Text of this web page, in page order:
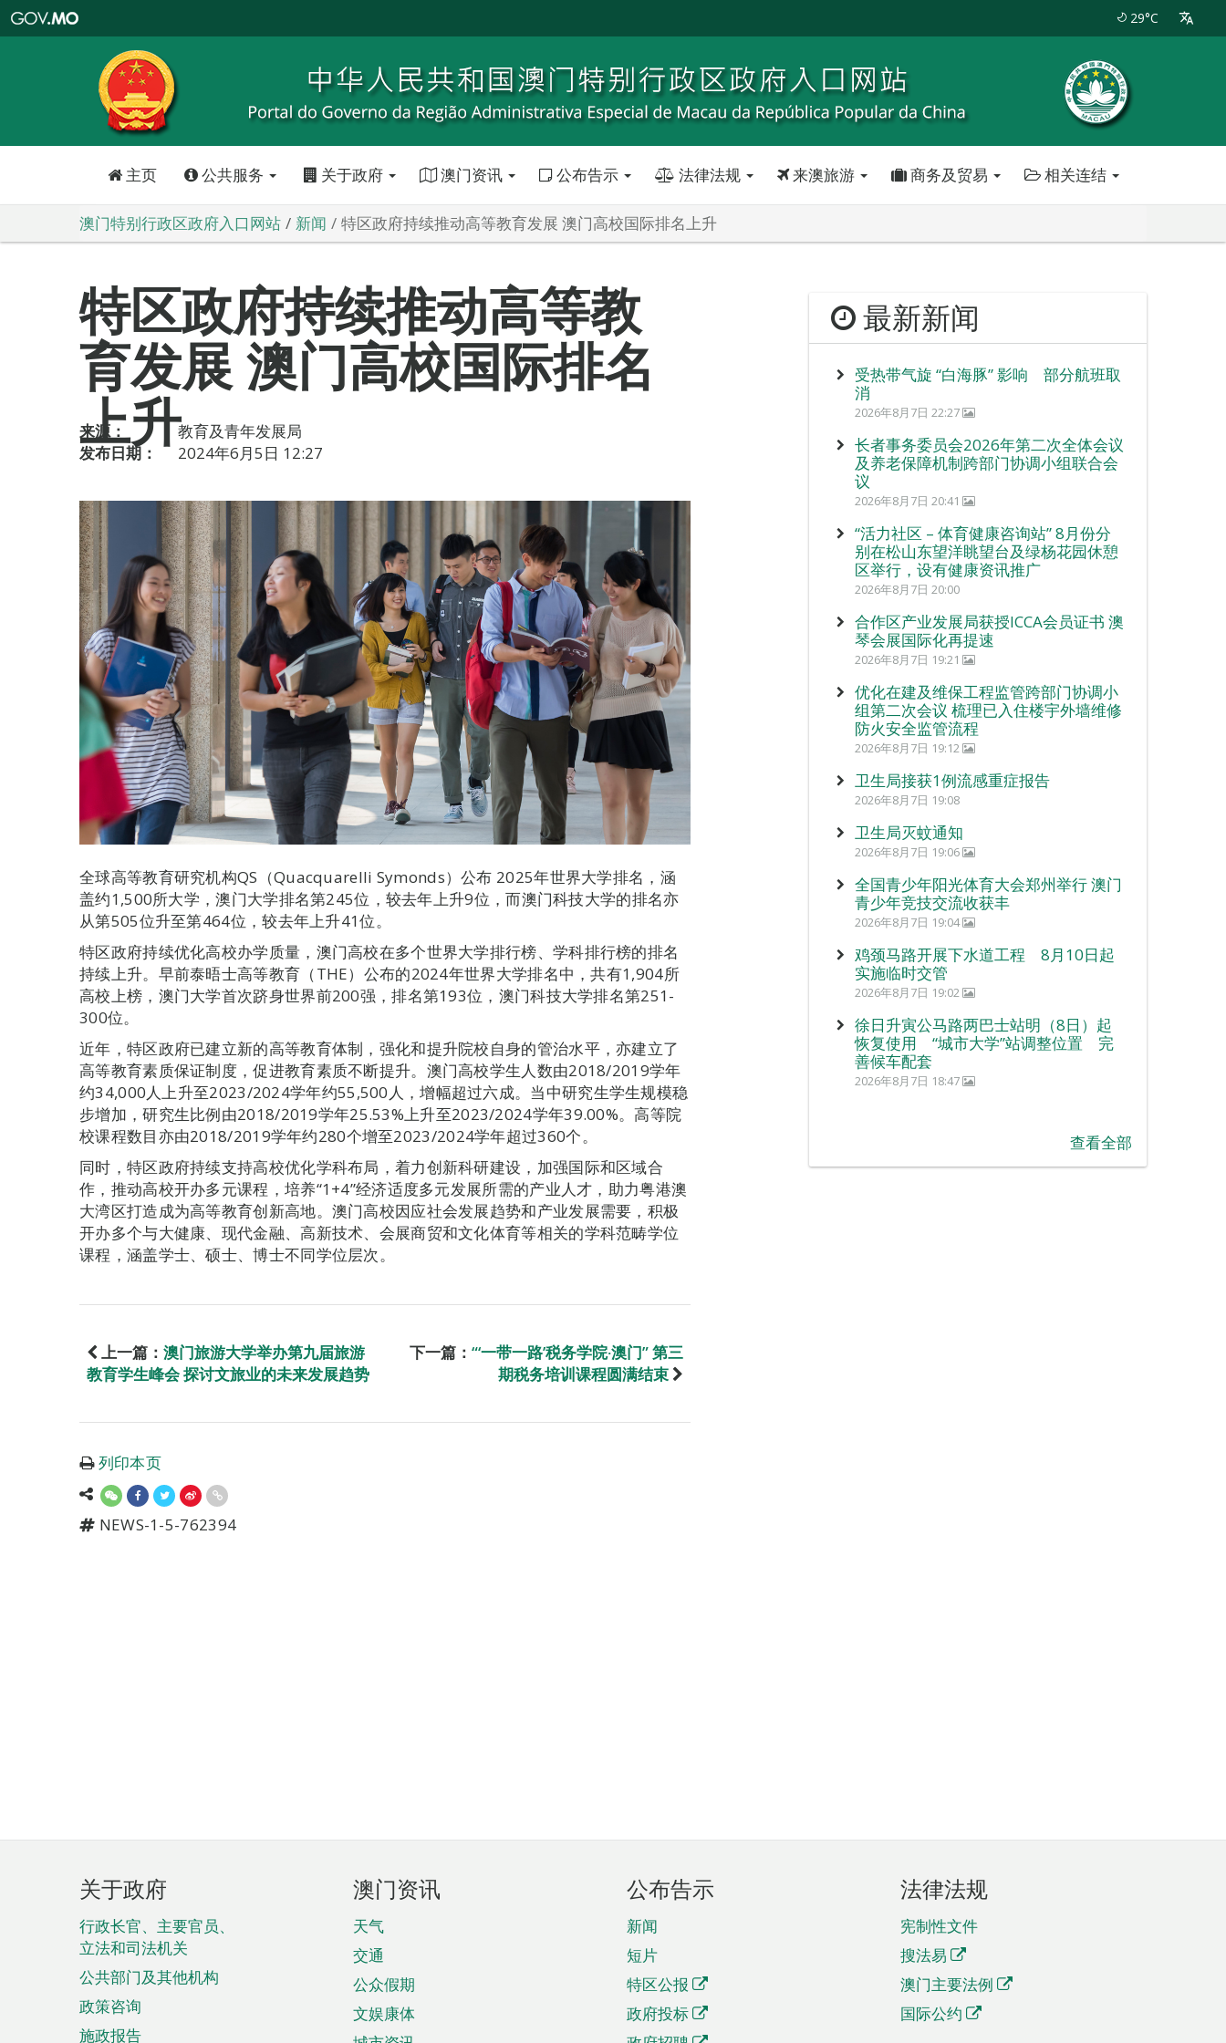
特
政
区
政
口
29°C
主页 公共服务 关于政府 澳门资讯 公布告示 法律法规 来澳旅游 商务及贸易 相关连结
澳门特别行政区政府入口网站 新闻 特区政府持续推动高等教育发展 澳门高校国际排名上升
特区政府持续推动高等教
育发展 澳门高校国际排名
上升
来源：
教育及青年发展局
发布日期：
2024年6月5日 12:27
全球高等教育研究机构QS（Quacquarelli Symonds）公布 2025年世界大学排名，涵
盖约1,500所大学，澳门大学排名第245位，较去年上升9位，而澳门科技大学的排名亦
从第505位升至第464位，较去年上升41位。
特区政府持续优化高校办学质量，澳门高校在多个世界大学排行榜、学科排行榜的排名
持续上升。早前泰晤士高等教育（THE）公布的2024年世界大学排名中，共有1,904所
高校上榜，澳门大学首次跻身世界前200强，排名第193位，澳门科技大学排名第251-
300位。
近年，特区政府已建立新的高等教育体制，强化和提升院校自身的管治水平，亦建立了
高等教育素质保证制度，促进教育素质不断提升。澳门高校学生人数由2018/2019学年
约34,000人上升至2023/2024学年约55,500人，增幅超过六成。当中研究生学生规模稳
步增加，研究生比例由2018/2019学年25.53%上升至2023/2024学年39.00%。高等院
校课程数目亦由2018/2019学年约280个增至2023/2024学年超过360个。
同时，特区政府持续支持高校优化学科布局，着力创新科研建设，加强国际和区域合
作，推动高校开办多元课程，培养“1+4”经济适度多元发展所需的产业人才，助力粤港澳
大湾区打造成为高等教育创新高地。澳门高校因应社会发展趋势和产业发展需要，积极
开办多个与大健康、现代金融、高新技术、会展商贸和文化体育等相关的学科范畴学位
课程，涵盖学士、硕士、博士不同学位层次。
上一篇： 澳门旅游大学举办第九届旅游
教育学生峰会 探讨文旅业的未来发展趋势
下一篇： “‘一带一路’税务学院‧澳门” 第三
期税务培训课程圆满结束
列印本页
NEWS-1-5-762394
最新新闻
受热带气旋 “白海豚” 影响 部分航班取
消
2026年8月7日 22:27
长者事务委员会2026年第二次全体会议
及养老保障机制跨部门协调小组联合会
议
2026年8月7日 20:41
“活力社区 – 体育健康咨询站” 8月份分
别在松山东望洋眺望台及绿杨花园休憩
区举行，设有健康资讯推广
2026年8月7日 20:00
合作区产业发展局获授ICCA会员证书 澳
琴会展国际化再提速
2026年8月7日 19:21
优化在建及维保工程监管跨部门协调小
组第二次会议 梳理已入住楼宇外墙维修
防火安全监管流程
2026年8月7日 19:12
卫生局接获1例流感重症报告
2026年8月7日 19:08
卫生局灭蚊通知
2026年8月7日 19:06
全国青少年阳光体育大会郑州举行 澳门
青少年竞技交流收获丰
2026年8月7日 19:04
鸡颈马路开展下水道工程 8月10日起
实施临时交管
2026年8月7日 19:02
徐日升寅公马路两巴士站明（8日）起
恢复使用 “城市大学”站调整位置 完
善候车配套
2026年8月7日 18:47
查看全部
页
脚
菜
单
关于政府
行政长官、主要官员、
立法和司法机关
公共部门及其他机构
政策咨询
施政报告
澳门资讯
天气
交通
公众假期
文娱康体
公布告示
新闻
短片
特区公报
政府投标
法律法规
宪制性文件
搜法易
澳门主要法例
国际公约